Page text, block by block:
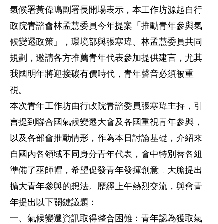
氣候署黃偉鳴副署長開場表示，本工作坊源起自行
政院青諮會林孟慧委員今年提案「推動青年參與氣
候變遷政策」，環境部與張寒瑋、林孟慧委員共同
規劃，邀請各方推薦青年代表參加提供建言，尤其
我國明年將迎接碳有價時代，青年聲音必須被重
視。
本次青年工作坊由行政院青諮委員張寒瑋主持，引
言提到聯合國氣候變遷大會及各國重視青年參與，
以及各部會推動情形，作為本日討論基礎，介紹來
自國內各領域不同身分青年代表，會中特別替各組
準備了巫師帽，希望促發青年發揮創意，大膽提出
擴大青年參與的想法。歷經上午熱烈交流，與會青
年提出以下關鍵議題：
一、氣候變遷資訊取得整合困難：青年認為獲取氣